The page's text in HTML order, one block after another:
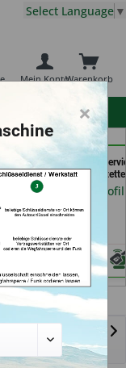
Warenkorb
Mein Konto
Select Language ▼
der Schlüssel
Moos (in
Händlerprofil
×